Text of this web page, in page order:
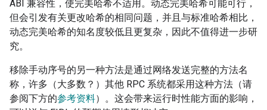
ABI 兼容性，使完美哈希不适用。动态完美哈希可能可行，
但会引发有关更改哈希的相同问题，并且与标准哈希相比，
动态完美哈希的知名度较低且更复杂，因此不值得进一步研
究。
移除手动序号的另一种方法是通过网络发送完整的方法名
称，许多（大多数？）其他 RPC 系统都采用这种方法（请
参阅下方的参考资料）。这会带来运行时性能方面的影响，